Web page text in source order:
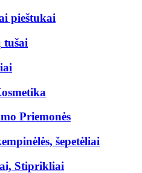
pieštukai
tušai
Priemonės
šepetėliai
Stiprikliai